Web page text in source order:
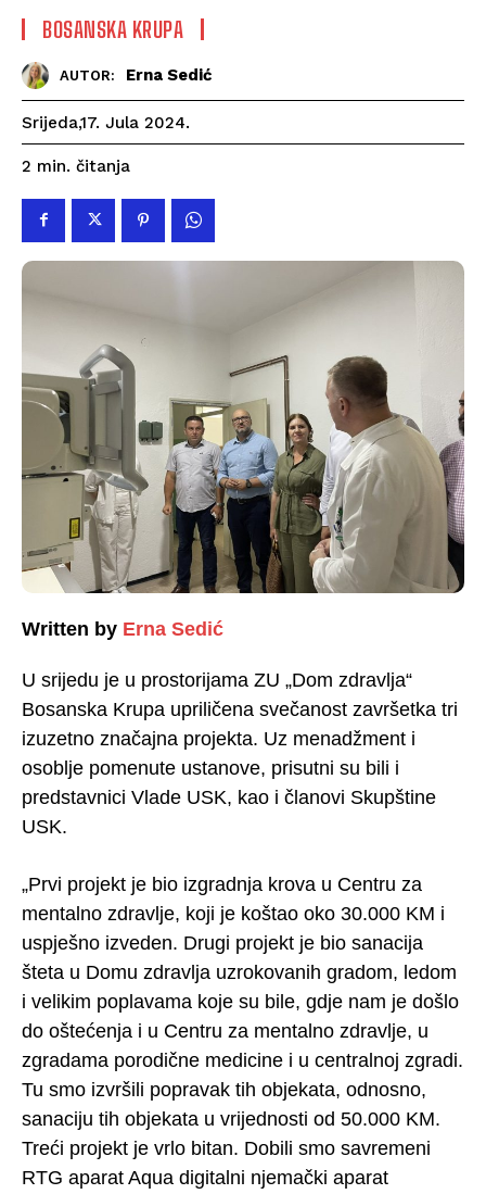
BOSANSKA KRUPA
AUTOR: Erna Sedić
Srijeda,17. Jula 2024.
2 min. čitanja
Written by Erna Sedić
U srijedu je u prostorijama ZU „Dom zdravlja“
Bosanska Krupa upriličena svečanost završetka tri
izuzetno značajna projekta. Uz menadžment i
osoblje pomenute ustanove, prisutni su bili i
predstavnici Vlade USK, kao i članovi Skupštine
USK.
„Prvi projekt je bio izgradnja krova u Centru za
mentalno zdravlje, koji je koštao oko 30.000 KM i
uspješno izveden. Drugi projekt je bio sanacija
šteta u Domu zdravlja uzrokovanih gradom, ledom
i velikim poplavama koje su bile, gdje nam je došlo
do oštećenja i u Centru za mentalno zdravlje, u
zgradama porodične medicine i u centralnoj zgradi.
Tu smo izvršili popravak tih objekata, odnosno,
sanaciju tih objekata u vrijednosti od 50.000 KM.
Treći projekt je vrlo bitan. Dobili smo savremeni
RTG aparat Aqua digitalni njemački aparat